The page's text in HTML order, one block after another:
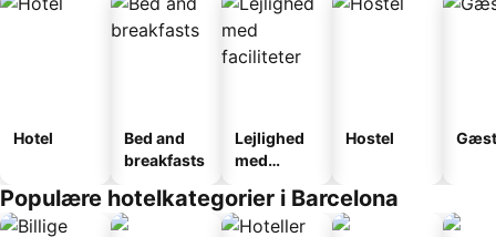
Hotel
Bed and
breakfasts
Lejlighed
med
Hostel
Populære hotelkategorier i Barcelona